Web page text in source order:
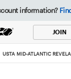
information?
JOIN
USTA MID-ATLANTIC